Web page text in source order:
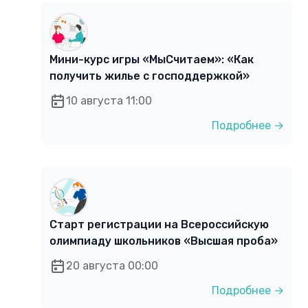
Мини-курс игры «МыСчитаем»: «Как
получить жилье с господдержкой»
10 августа 11:00
Подробнее →
Старт регистрации на Всероссийскую
олимпиаду школьников «Высшая проба»
20 августа 00:00
Подробнее →